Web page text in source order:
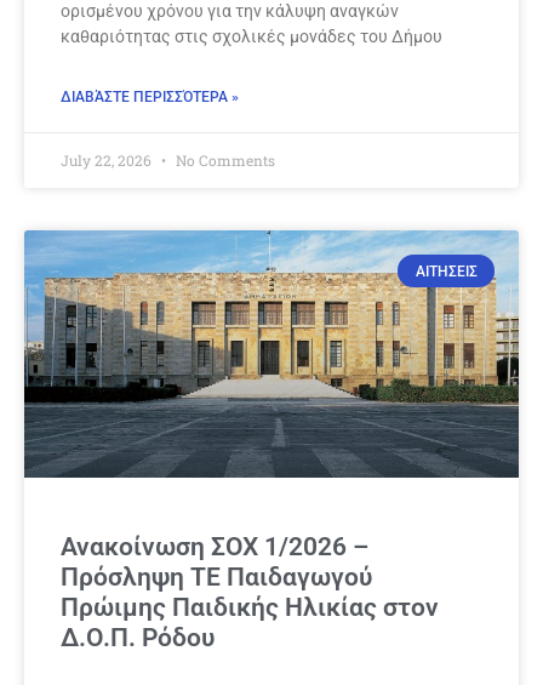
ορισμένου χρόνου για την κάλυψη αναγκών
καθαριότητας στις σχολικές μονάδες του Δήμου
ΔΙΑΒΆΣΤΕ ΠΕΡΙΣΣΌΤΕΡΑ »
July 22, 2026 No Comments
ΑΙΤΗΣΕΙΣ
Ανακοίνωση ΣΟΧ 1/2026 –
Πρόσληψη ΤΕ Παιδαγωγού
Πρώιμης Παιδικής Ηλικίας στον
Δ.Ο.Π. Ρόδου